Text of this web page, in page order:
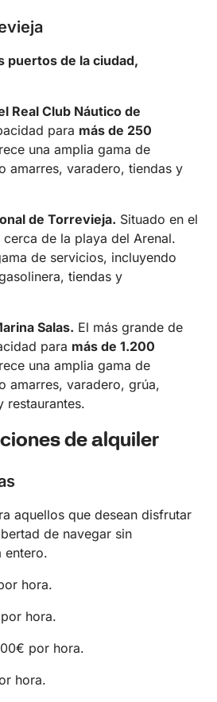
puertos de la ciudad,
Real Club Náutico de
para más de 250
una amplia gama de
amarres, varadero, tiendas y
de Torrevieja. Situado en el
de la playa del Arenal.
de servicios, incluyendo
tiendas y
Salas. El más grande de
para más de 1.200
una amplia gama de
amarres, varadero, grúa,
restaurantes.
de alquiler
aquellos que desean disfrutar
de navegar sin
entero.
hora.
hora.
por hora.
hora.